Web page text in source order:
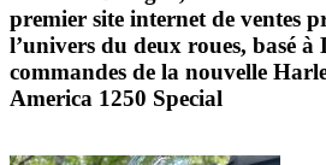
premier site internet de ventes
l’univers du deux roues, basé à
commandes de la nouvelle
America 1250 Special